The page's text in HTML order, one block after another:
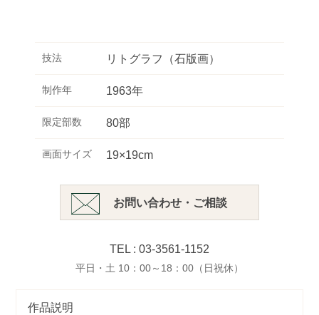
技法 リトグラフ（石版画）
制作年 1963年
限定部数 80部
画面サイズ 19×19cm
お問い合わせ・ご相談
TEL : 03-3561-1152
平日・土 10：00～18：00（日祝休）
作品説明